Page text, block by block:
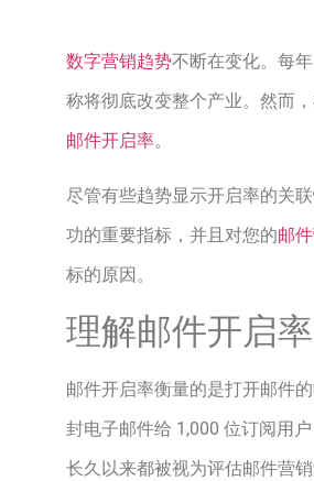
数字营销趋势不断在变化。每
称将彻底改变整个产业。然而
邮件开启率。
尽管有些趋势显示开启率的关
功的重要指标，并且对您的邮
标的原因。
理解邮件开启率
邮件开启率衡量的是打开邮件
封电子邮件给 1,000 位订阅用
长久以来都被视为评估邮件营